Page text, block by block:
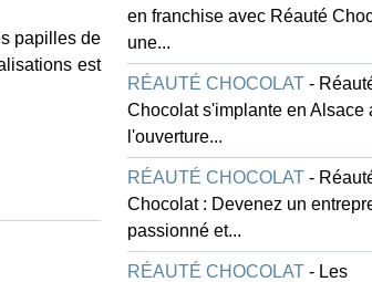
papilles de
est
en franchise avec Réauté
une...
RÉAUTÉ CHOCOLAT -
Chocolat s'implante en Alsace
l'ouverture...
RÉAUTÉ CHOCOLAT -
Chocolat : Devenez un
passionné et...
RÉAUTÉ CHOCOLAT - Les